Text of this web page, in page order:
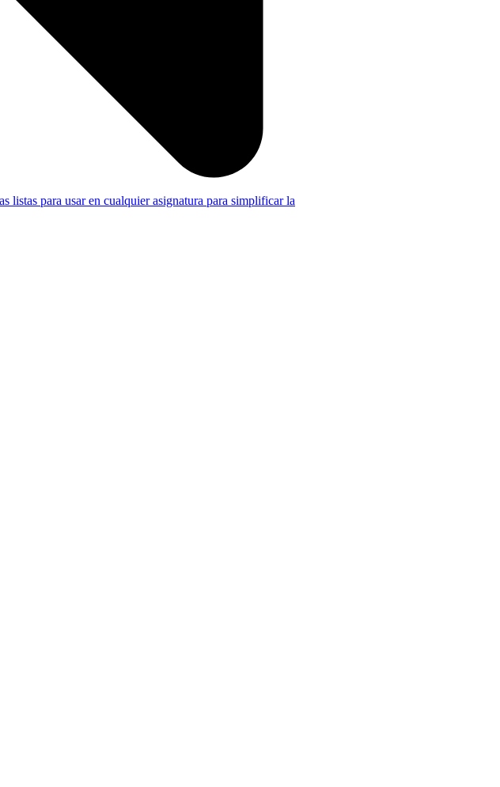
listas para usar en cualquier asignatura para simplificar la